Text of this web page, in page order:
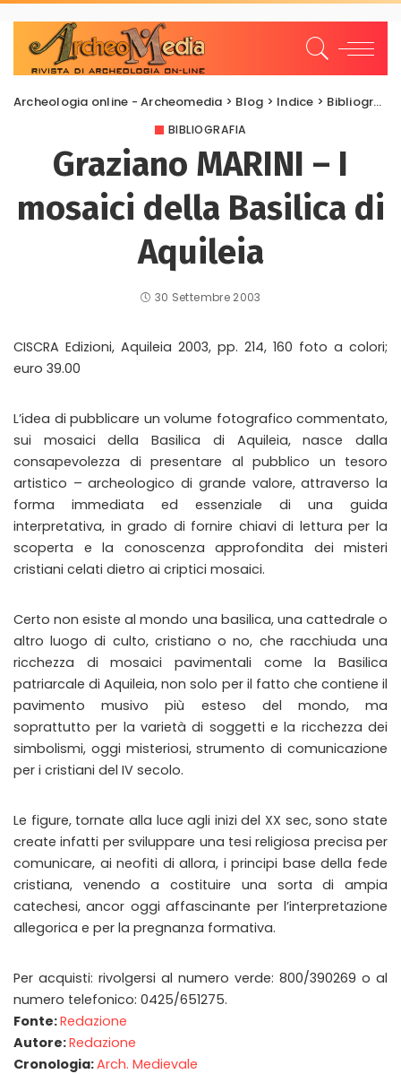
Archeologia online - Archeomedia > Blog > Indice > Bibliografia
BIBLIOGRAFIA
Graziano MARINI – I
mosaici della Basilica di
Aquileia
30 Settembre 2003
CISCRA Edizioni, Aquileia 2003, pp. 214, 160 foto a colori;
euro 39.00
L’idea di pubblicare un volume fotografico commentato,
sui mosaici della Basilica di Aquileia, nasce dalla
consapevolezza di presentare al pubblico un tesoro
artistico – archeologico di grande valore, attraverso la
forma immediata ed essenziale di una guida
interpretativa, in grado di fornire chiavi di lettura per la
scoperta e la conoscenza approfondita dei misteri
cristiani celati dietro ai criptici mosaici.
Certo non esiste al mondo una basilica, una cattedrale o
altro luogo di culto, cristiano o no, che racchiuda una
ricchezza di mosaici pavimentali come la Basilica
patriarcale di Aquileia, non solo per il fatto che contiene il
pavimento musivo più esteso del mondo, ma
soprattutto per la varietà di soggetti e la ricchezza dei
simbolismi, oggi misteriosi, strumento di comunicazione
per i cristiani del IV secolo.
Le figure, tornate alla luce agli inizi del XX sec, sono state
create infatti per sviluppare una tesi religiosa precisa per
comunicare, ai neofiti di allora, i principi base della fede
cristiana, venendo a costituire una sorta di ampia
catechesi, ancor oggi affascinante per l’interpretazione
allegorica e per la pregnanza formativa.
Per acquisti: rivolgersi al numero verde: 800/390269 o al
numero telefonico: 0425/651275.
Fonte:Redazione
Autore:Redazione
Cronologia:Arch. Medievale